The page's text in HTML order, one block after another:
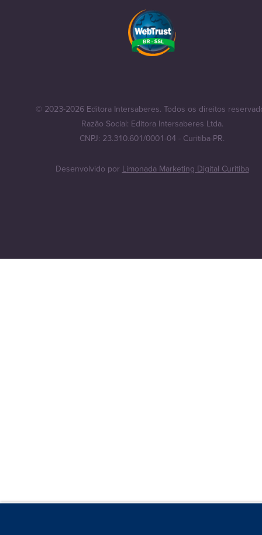
© 2023-2026 Editora Intersaberes. Todos os direitos
Razão Social: Editora Intersaberes Ltda.
CNPJ: 23.310.601/0001-04 - Curitiba-PR.
Desenvolvido por Limonada Marketing Digital Curitiba